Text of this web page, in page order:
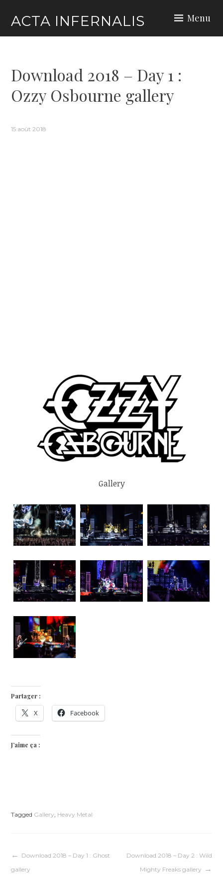
content
ACTA INFERNALIS Menu
Download 2018 – Day 1 :
Ozzy Osbourne gallery
15 août 2018
Gallery
Partager :
X Facebook
J’aime ça :
Tagged Gallery, Heavy Metal
Navigation
Download 2018 – Day 1 : Ghost
gallery
Download 2018 – Day 2 : Wild
Mighty Freaks gallery